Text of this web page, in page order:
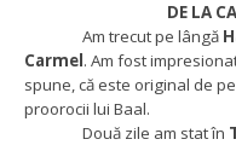
DE LA
Am trecut pe lângă
Carmel. Am fost
spune, că este original de
proorocii lui Baal.
Două zile am stat în